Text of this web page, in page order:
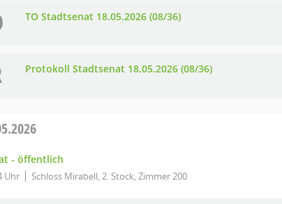
TO Stadtsenat 18.05.2026 (08/36)
Protokoll Stadtsenat 18.05.2026 (08/36)
- öffentlich
Uhr Schloss Mirabell, 2. Stock, Zimmer 200